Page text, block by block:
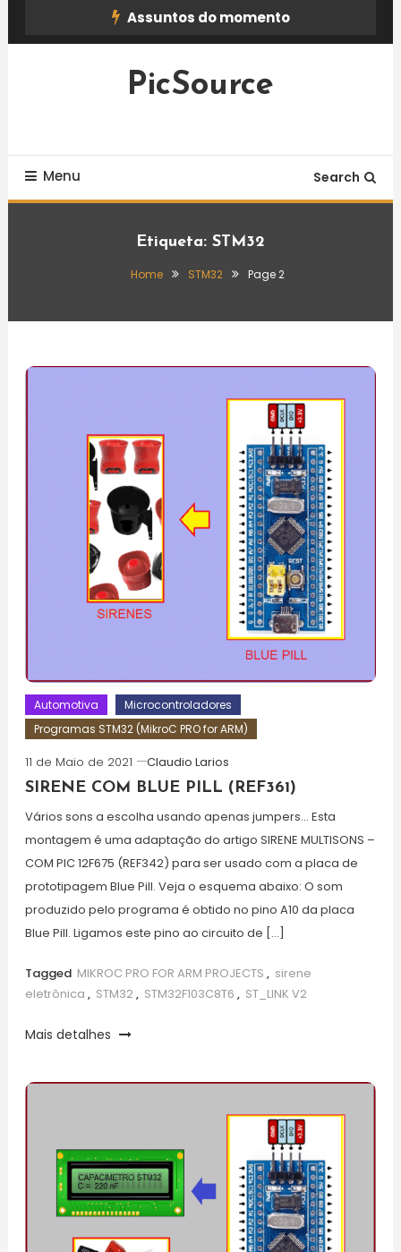
Assuntos do momento
PicSource
Menu Search
Etiqueta: STM32
Home STM32 Page 2
Automotiva
Microcontroladores
Programas STM32 (MikroC PRO for ARM)
11 de Maio de 2021
Claudio Larios
SIRENE COM BLUE PILL (REF361)
Vários sons a escolha usando apenas jumpers… Esta
montagem é uma adaptação do artigo SIRENE MULTISONS –
COM PIC 12F675 (REF342) para ser usado com a placa de
prototipagem Blue Pill. Veja o esquema abaixo: O som
produzido pelo programa é obtido no pino A10 da placa
Blue Pill. Ligamos este pino ao circuito de […]
Tagged MIKROC PRO FOR ARM PROJECTS , sirene
eletrônica , STM32, STM32F103C8T6 , ST_LINK V2
Mais detalhes